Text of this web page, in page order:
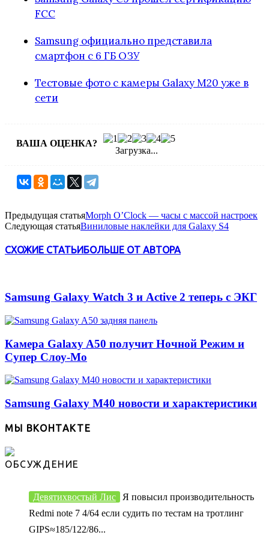
FCC
Samsung официально представила
смартфон с 6 ГБ ОЗУ
Тестовые фото с камеры Galaxy M20 уже в
сети
ВАША ОЦЕНКА?
Загрузка...
Предыдущая статьяMorph O’Clock — часы с массой настроек
Следующая статьяВиниловые наклейки для Galaxy S4
СХОЖИЕ СТАТЬИБОЛЬШЕ ОТ АВТОРА
Samsung Galaxy Watch 3 и Active 2 теперь с ЭКГ
Камера Galaxy A50 получит Ночной Режим и
Супер Слоу-Мо
Samsung Galaxy M40 новости и характеристики
МЫ ВКОНТАКТЕ
ОБСУЖДЕНИЕ
Девятихвостый Лис
Я повысил производительность
Redmi note 7 4/64 если судить по тестам на тротлинг
GIPS≈185/122/86...